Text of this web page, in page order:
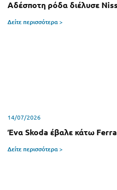
Αδέσποτη ρόδα διέλυσε
Δείτε περισσότερα >
14/07/2026
Ένα Skoda έβαλε κάτω
Δείτε περισσότερα >